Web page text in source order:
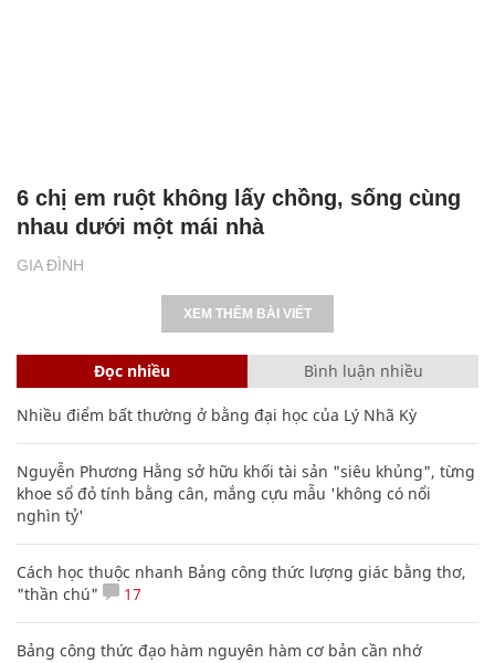
GIA ĐÌNH
6 chị em ruột không lấy chồng, sống cùng
nhau dưới một mái nhà
XEM THÊM BÀI VIẾT
Đọc nhiều Bình luận nhiều
Nhiều điểm bất thường ở bằng đại học của Lý Nhã Kỳ
Nguyễn Phương Hằng sở hữu khối tài sản "siêu khủng", từng
khoe sổ đỏ tính bằng cân, mắng cựu mẫu 'không có nổi
nghìn tỷ'
Cách học thuộc nhanh Bảng công thức lượng giác bằng thơ,
"thần chú"
17
Bảng công thức đạo hàm nguyên hàm cơ bản cần nhớ